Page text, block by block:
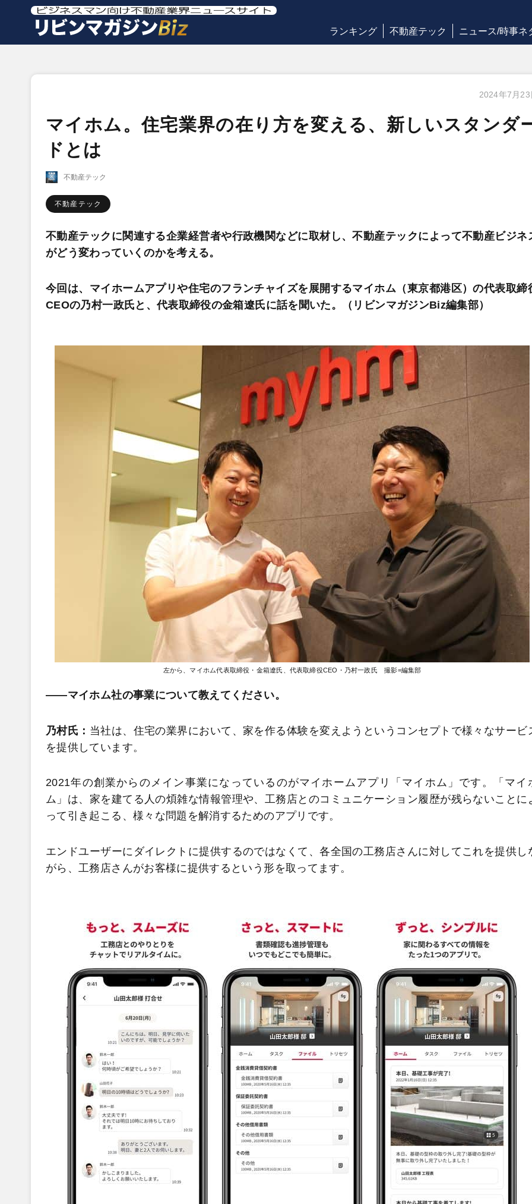
ランキング 不動産テック ニュース/時事ネ
2024年7月23
マイホム。住宅業界の在り方を変える、新しいスタンダ
ドとは
不動産テック
不動産テック
不動産テックに関連する企業経営者や行政機関などに取材し、不動産テックによって不動産ビジネ
がどう変わっていくのかを考える。
今回は、マイホームアプリや住宅のフランチャイズを展開するマイホム（東京都港区）の代表取締
CEOの乃村一政氏と、代表取締役の金箱遼氏に話を聞いた。（リビンマガジンBiz編集部）
左から、マイホム代表取締役・金箱遼氏、代表取締役CEO・乃村一政氏 撮影=編集部
――マイホム社の事業について教えてください。
乃村氏： 当社は、住宅の業界において、家を作る体験を変えようというコンセプトで様々なサービ
を提供しています。
2021年の創業からのメイン事業になっているのがマイホームアプリ「マイホム」です。「マイ
ム」は、家を建てる人の煩雑な情報管理や、工務店とのコミュニケーション履歴が残らないことに
って引き起こる、様々な問題を解消するためのアプリです。
エンドユーザーにダイレクトに提供するのではなくて、各全国の工務店さんに対してこれを提供し
がら、工務店さんがお客様に提供するという形を取ってます。